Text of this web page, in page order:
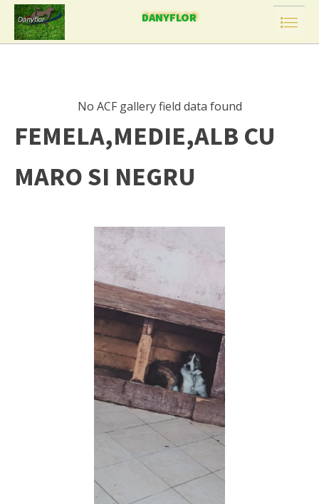
DANYFLOR
No ACF gallery field data found
FEMELA,MEDIE,ALB CU
MARO SI NEGRU